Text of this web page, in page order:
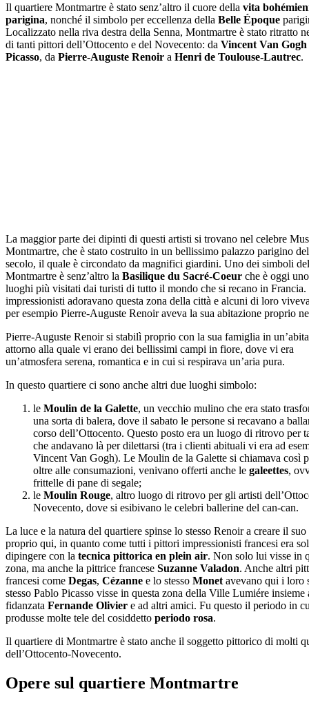
Il quartiere Montmartre è stato senz’altro il cuore della vita
parigina, nonché il simbolo per eccellenza della Belle Époque
Localizzato nella riva destra della Senna, Montmartre è stato ritratto
di tanti pittori dell’Ottocento e del Novecento: da Vincent Van Gogh
Picasso, da Pierre-Auguste Renoir a Henri de Toulouse-Lautrec.
La maggior parte dei dipinti di questi artisti si trovano nel celebre
Montmartre, che è stato costruito in un bellissimo palazzo parigino
secolo, il quale è circondato da magnifici giardini. Uno dei simboli
Montmartre è senz’altro la Basilique du Sacré-Coeur che è oggi
luoghi più visitati dai turisti di tutto il mondo che si recano in
impressionisti adoravano questa zona della città e alcuni di loro
per esempio Pierre-Auguste Renoir aveva la sua abitazione proprio
Pierre-Auguste Renoir si stabilì proprio con la sua famiglia in
attorno alla quale vi erano dei bellissimi campi in fiore, dove vi era
un’atmosfera serena, romantica e in cui si respirava un’aria pura.
In questo quartiere ci sono anche altri due luoghi simbolo:
le Moulin de la Galette, un vecchio mulino che era stato
una sorta di balera, dove il sabato le persone si recavano a
corso dell’Ottocento. Questo posto era un luogo di ritrovo per
che andavano là per dilettarsi (tra i clienti abituali vi era ad
Vincent Van Gogh). Le Moulin de la Galette si chiamava così
oltre alle consumazioni, venivano offerti anche le galeettes,
frittelle di pane di segale;
le Moulin Rouge, altro luogo di ritrovo per gli artisti
Novecento, dove si esibivano le celebri ballerine del can-can.
La luce e la natura del quartiere spinse lo stesso Renoir a creare il suo
proprio qui, in quanto come tutti i pittori impressionisti francesi era
dipingere con la tecnica pittorica en plein air. Non solo lui visse in
zona, ma anche la pittrice francese Suzanne Valadon. Anche altri
francesi come Degas, Cézanne e lo stesso Monet avevano qui i loro
stesso Pablo Picasso visse in questa zona della Ville Lumiére insieme
fidanzata Fernande Olivier e ad altri amici. Fu questo il periodo in
produsse molte tele del cosiddetto periodo rosa.
Il quartiere di Montmartre è stato anche il soggetto pittorico di molti
dell’Ottocento-Novecento.
Opere sul quartiere Montmartre